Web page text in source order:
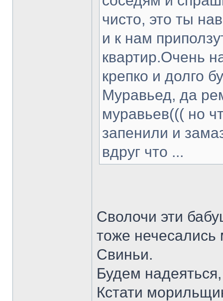
чисто, это ты
и к нам
квартир.Очень
крепко и долго
Муравьед, да
муравьев((( но
запенили и
вдруг что ...
Сволочи эти
тоже нечесались
Свиньи.
Будем
Кстати